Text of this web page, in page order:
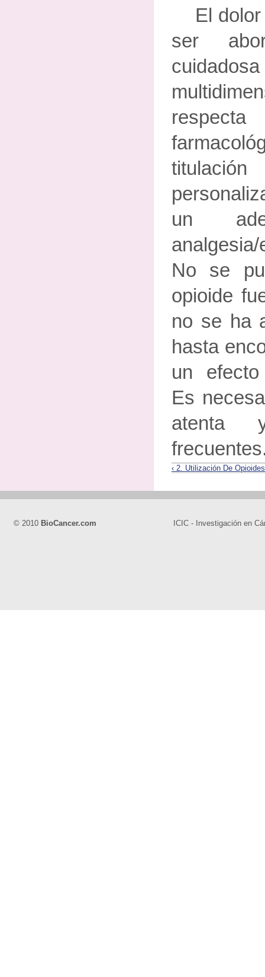
El
ser
un
No se
opioide
no se ha
hasta
un
Es
atenta
‹ 2. Utilización De
© 2010 BioCancer.com ICIC - Investigación en